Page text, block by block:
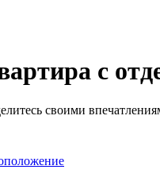
с
своими